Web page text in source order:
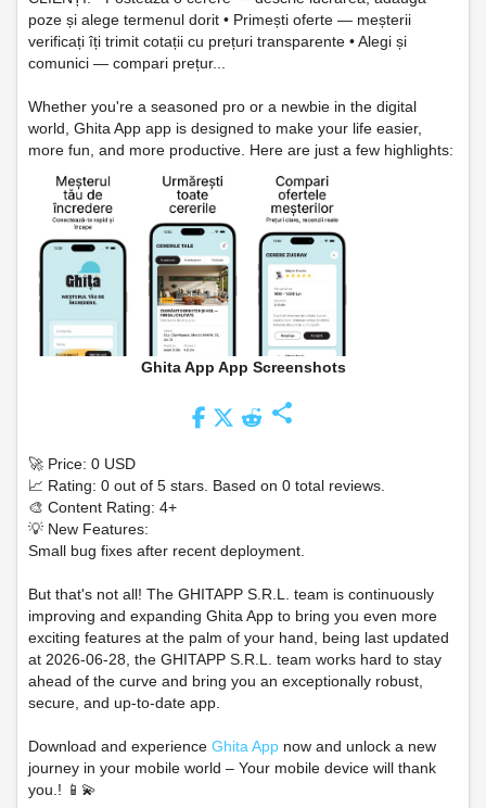
poze și alege termenul dorit • Primești oferte — meșterii
verificați îți trimit cotații cu prețuri transparente • Alegi și
comunici — compari prețur...
Whether you're a seasoned pro or a newbie in the digital
world, Ghita App app is designed to make your life easier,
more fun, and more productive. Here are just a few highlights:
Ghita App App Screenshots
share
🚀 Price: 0 USD
📈 Rating: 0 out of 5 stars. Based on 0 total reviews.
🎨 Content Rating: 4+
💡 New Features:
Small bug fixes after recent deployment.
But that's not all! The GHITAPP S.R.L. team is continuously
improving and expanding Ghita App to bring you even more
exciting features at the palm of your hand, being last updated
at 2026-06-28, the GHITAPP S.R.L. team works hard to stay
ahead of the curve and bring you an exceptionally robust,
secure, and up-to-date app.
Download and experience Ghita App now and unlock a new
journey in your mobile world – Your mobile device will thank
you.! 📱💫